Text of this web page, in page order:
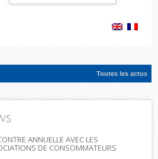
Toutes les actus
ANNUELLE AVEC LES
DE CONSOMMATEURS